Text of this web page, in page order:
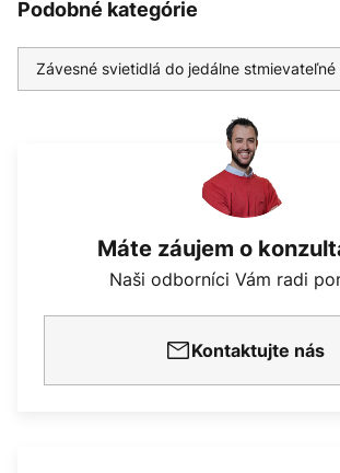
Podobné kategórie
Závesné svietidlá do jedálne stmievateľné
Máte záujem o
Naši odborníci Vám radi
Kontaktujte nás